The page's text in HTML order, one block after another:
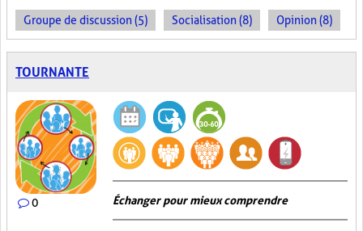
Groupe de discussion (5) Socialisation (8) Opinion (8)
TOURNANTE
0 Échanger pour mieux comprendre